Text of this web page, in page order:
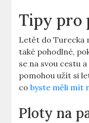
Tipy pro
Letět do Turecka
také pohodlné,
se na svou cestu
pomohou užít si
cobyste měli mít
Ploty na